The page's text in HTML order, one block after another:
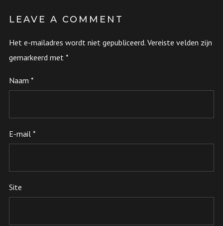
LEAVE A COMMENT
Het e-mailadres wordt niet gepubliceerd. Vereiste velden zijn
gemarkeerd met *
Naam *
E-mail *
Site